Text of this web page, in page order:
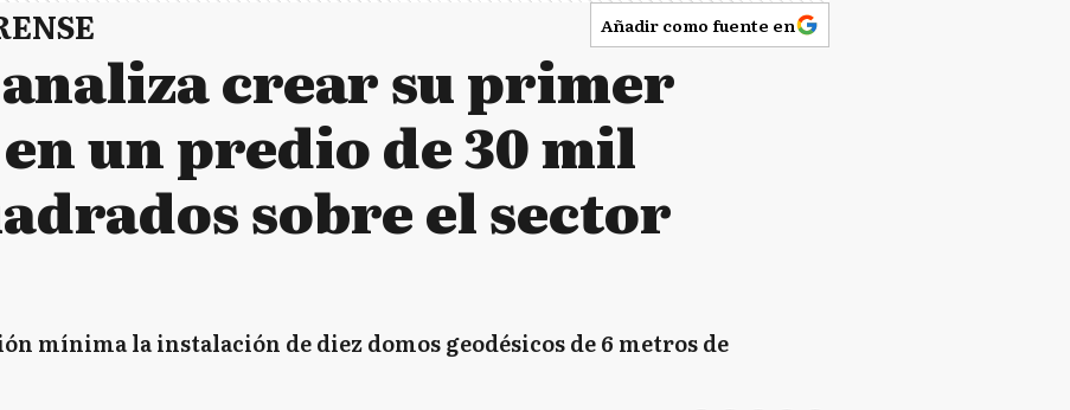
Añadir como fuente en
analiza crear su primer
un predio de 30 mil
sobre el sector
mínima la instalación de diez domos geodésicos de 6 metros de